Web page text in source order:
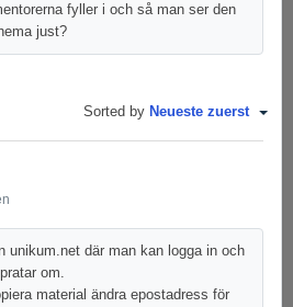
fyller i och så man ser den
just?
Sorted by Neueste zuerst
unikum.net där man kan logga in och
om.
material ändra epostadress för